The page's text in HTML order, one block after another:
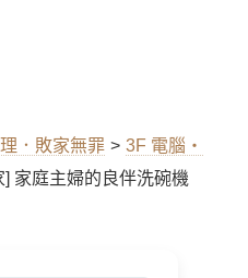
．敗家無罪 > 3F 電腦‧
] 家庭主婦的良伴洗碗機